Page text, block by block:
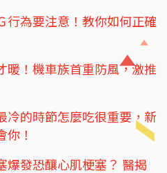
行為要注意！教你如何正確
暖！機車族首重防風，激推
冷的時節怎麼吃很重要，新
你！
爆發恐釀心肌梗塞？ 醫揭